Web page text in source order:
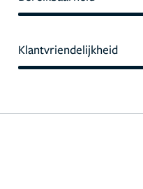
Klantvriendelijkheid